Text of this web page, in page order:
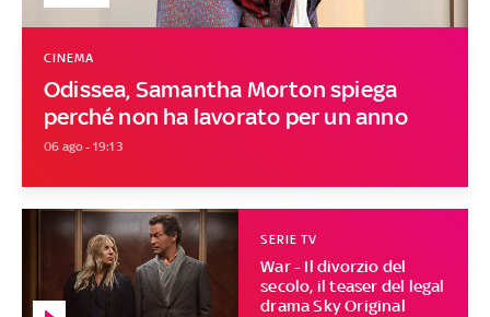
Odissea, Samantha Morton spiega
perché non ha lavorato per un anno
CINEMA
06 ago - 19:13
War - Il divorzio del
secolo, il teaser del legal
drama Sky Original
SERIE TV